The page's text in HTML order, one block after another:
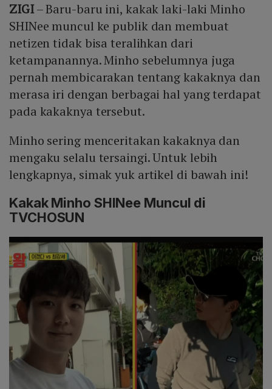
ZIGI– Baru-baru ini, kakak laki-laki Minho
SHINee muncul ke publik dan membuat
netizen tidak bisa teralihkan dari
ketampanannya. Minho sebelumnya juga
pernah membicarakan tentang kakaknya dan
merasa iri dengan berbagai hal yang terdapat
pada kakaknya tersebut.
Minho sering menceritakan kakaknya dan
mengaku selalu tersaingi. Untuk lebih
lengkapnya, simak yuk artikel di bawah ini!
Kakak Minho SHINee Muncul di
TVCHOSUN